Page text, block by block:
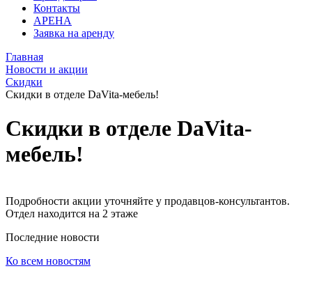
Контакты
АРЕНА
Заявка на аренду
Мебельные
магазины
Барнауле
-
Новости
Новости
Гранд
Арена.
мягкой
корпусной
Мебельный
центр
ТВК
Гранд
Арена.
Купить
Главная
Новости и акции
Скидки
Скидки в отделе DaVita-мебель!
Скидки в отделе DaVita-
мебель!
Подробности акции уточняйте у продавцов-консультантов.
Отдел находится на 2 этаже
Последние новости
Ко всем новостям